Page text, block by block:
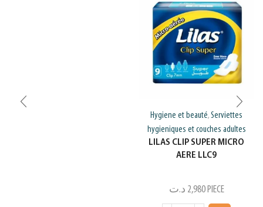
Hygiene et beauté,Serviettes
hygieniques et couches adultes
LILAS CLIP SUPER MICRO
AERE LLC9
2,980 د.ت PIECE